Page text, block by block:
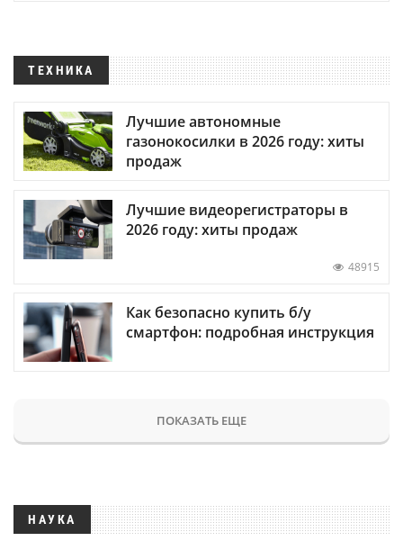
ТЕХНИКА
Лучшие автономные
газонокосилки в 2026 году: хиты
продаж
Лучшие видеорегистраторы в
2026 году: хиты продаж
48915
Как безопасно купить б/у
смартфон: подробная инструкция
ПОКАЗАТЬ ЕЩЕ
НАУКА